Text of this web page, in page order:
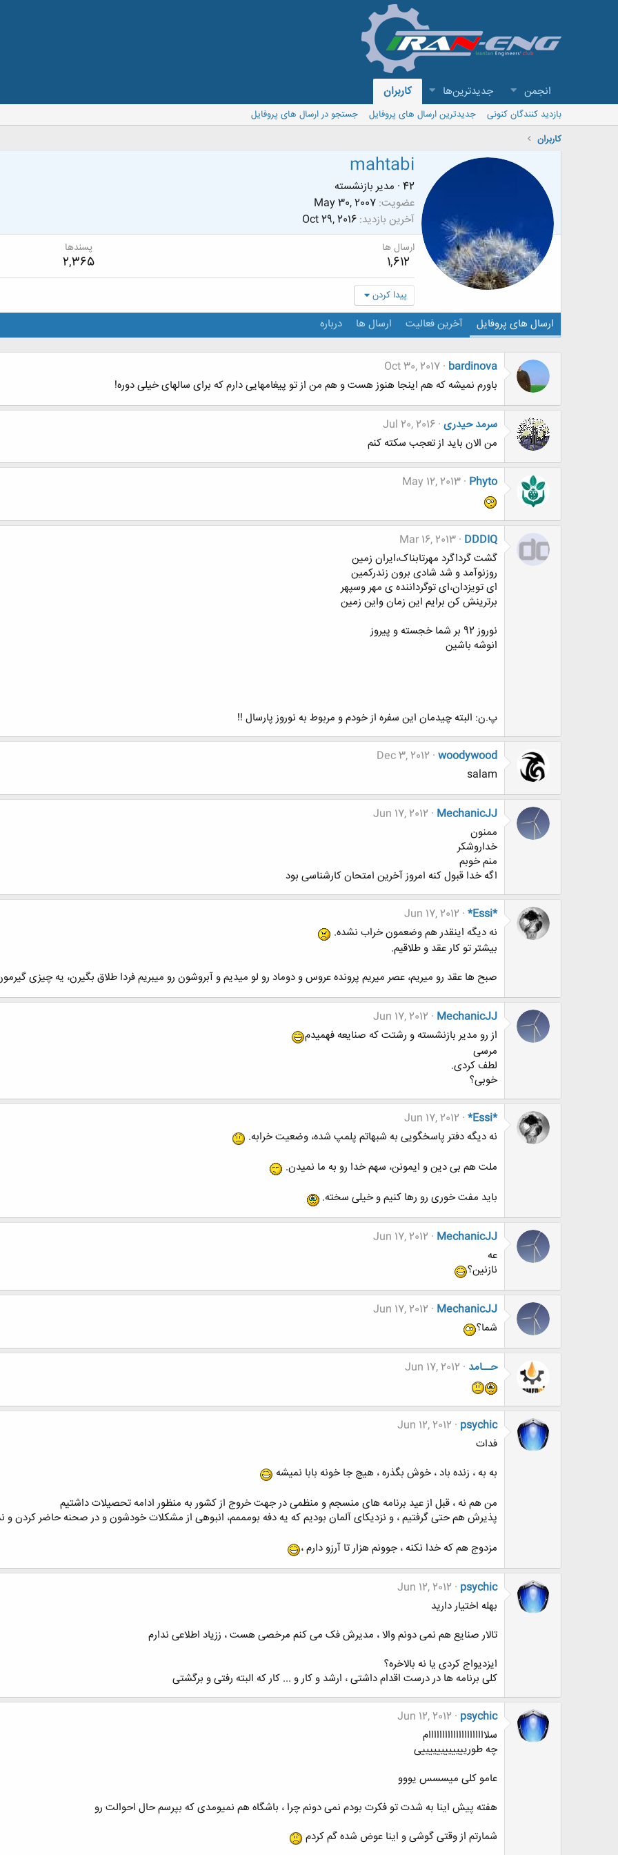
انجمن جدیدترین‌ها کاربران
بازدید کنندگان کنونی جدیدترین ارسال های پروفایل
جستجو در ارسال های پروفایل
کاربران
mahtabi
مدیر بازنشسته · 42
عضویت May 30, 2007
آخرین بازدید Oct 29, 2016
ارسال ها
1,612
پسندها
2,365
پیدا کردن
ارسال های پروفایل آخرین فعالیت ارسال ها درباره
bardinova
Oct 30, 2017
باورم نمیشه که هم اینجا هنوز هست و هم من از تو پیغامهایی دارم که برای سالهای خیلی دوره!
سرمد حیدری Jul 20, 2016
من الان باید از تعجب سکته کنم
Phyto
May 12, 2013
DDDIQ
Mar 16, 2013
گشت گرداگرد مهرتابناک،ایران زمین
روزنوآمد و شد شادی برون زندرکمین
ای تویزدان،ای توگرداننده ی مهر وسپهر
برترینش کن برایم این زمان واین زمین
نوروز 92 بر شما خجسته و پیروز
انوشه باشین
پ.ن: البته چیدمان این سفره از خودم و مربوط به نوروز پارسال !!
woodywood
Dec 3, 2012
salam
MechanicJJ
Jun 17, 2012
ممنون
خداروشکر
منم خوبم
اگه خدا قبول کنه امروز آخرین امتحان کارشناسی بود
*Essi*
Jun 17, 2012
نه دیگه اینقدر هم وضعمون خراب نشده.
بیشتر تو کار عقد و طلاقیم.
صبح ها عقد رو میریم، عصر میریم پرونده عروس و دوماد رو لو میدیم و آبروشون رو میبریم فردا طلاق بگیرن، یه چیزی
MechanicJJ
Jun 17, 2012
از رو مدیر بازنشسته و رشتت که صنایعه فهمیدم
مرسی
لطف کردی.
خوبی؟
*Essi*
Jun 17, 2012
نه دیگه دفتر پاسخگویی به شبهاتم پلمپ شده، وضعیت خرابه.
ملت هم بی دین و ایمونن، سهم خدا رو به ما نمیدن.
باید مفت خوری رو رها کنیم و خیلی سخته.
MechanicJJ
Jun 17, 2012
عه
نازنین؟
MechanicJJ
Jun 17, 2012
شما؟
حــامد Jun 17, 2012
psychic
Jun 12, 2012
فدات
به به ، زنده باد ، خوش بگذره ، هیچ جا خونه بابا نمیشه
من هم نه ، قبل از عید برنامه های منسجم و منظمی در جهت خروج از کشور به منظور ادامه تحصیلات داشتیم
پذیرش هم حتی گرفتیم ، و نزدیکای آلمان بودیم که یه دفه بومممم، انبوهی از مشکلات خودشون و در صحنه حاضر کردن و
مزدوج هم که خدا نکنه ، جوونم هزار تا آرزو دارم ،
psychic
Jun 12, 2012
بهله اختیار دارید
تالار صنایع هم نمی دونم والا ، مدیرش فک می کنم مرخصی هست ، ززیاد اطلاعی ندارم
ایزدیواج کردی یا نه بالاخره؟
کلی برنامه ها در درست اقدام داشتی ، ارشد و کار و ... کار که البته رفتی و برگشتی
psychic
Jun 12, 2012
سلااااااااااااااااااااام
چه طورییییییییییییی
عامو کلی میسسس یووو
هفته پیش اینا به شدت تو فکرت بودم نمی دونم چرا ، باشگاه هم نمیومدی که بپرسم حال احوالت رو
شمارتم از وقتی گوشی و اینا عوض شده گم کردم